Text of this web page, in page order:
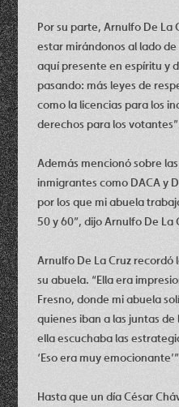
Por su parte, Arnulfo De La
estar mirándonos al lado
aquí presente en espíritu y
pasando: más leyes de
como la licencias para los
derechos para los
Además mencionó sobre
inmigrantes como DACA y
por los que mi abuela
50 y 60”, dijo Arnulfo De La
Arnulfo De La Cruz
su abuela. “Ella era
Fresno, donde mi abuela
quienes iban a las juntas
ella escuchaba las
‘Eso era muy
Hasta que un día César